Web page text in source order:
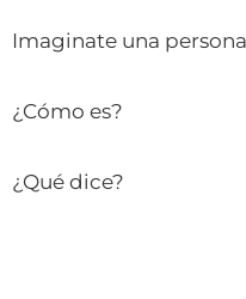
Imaginate una
¿Cómo es?
¿Qué dice?